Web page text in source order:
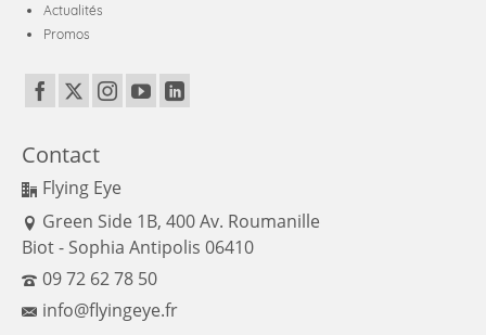
Actualités
Promos
Contact
Flying Eye
Green Side 1B, 400 Av. Roumanille
Biot - Sophia Antipolis 06410
09 72 62 78 50
info@flyingeye.fr